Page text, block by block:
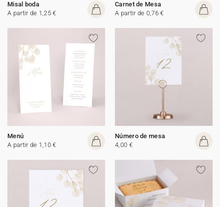
Misal boda
A partir de 1,25 €
Carnet de Mesa
A partir de 0,76 €
Menú
A partir de 1,10 €
Número de mesa
4,00 €